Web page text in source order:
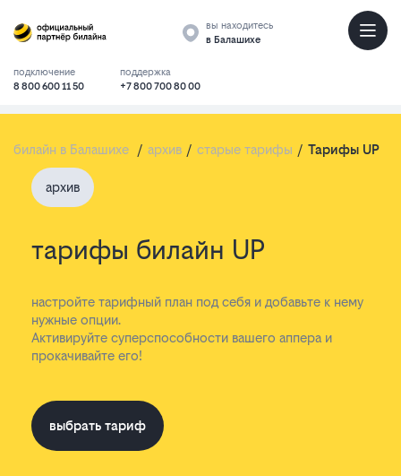
вы находитесь
в Балашихе
подключение
8 800 600 11 50
поддержка
+7 800 700 80 00
билайн в Балашихе / архив / старые тарифы / Тарифы UP
архив
тарифы билайн UP
настройте тарифный план под себя и добавьте к нему
нужные опции.
Активируйте суперспособности вашего аппера и
прокачивайте его!
выбрать тариф